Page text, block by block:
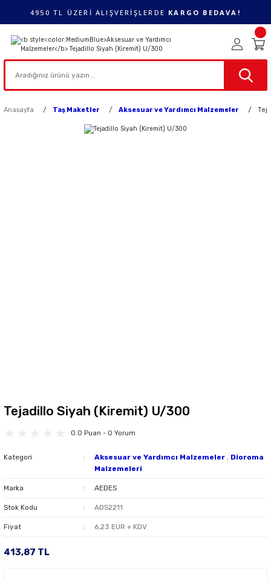
4950 TL ÜZERİ ALIŞVERİŞLERDE KARGO BEDAVA!
Anasayfa Taş Maketler Aksesuar ve Yardımcı Malzemeler
Tejadillo Siyah (Kiremit) U/300
0.0 Puan - 0 Yorum
Kategori Aksesuar ve Yardımcı Malzemeler , Dioroma
Malzemeleri
Marka AEDES
Stok Kodu ADS2211
Fiyat 6,23 EUR + KDV
413,87 TL